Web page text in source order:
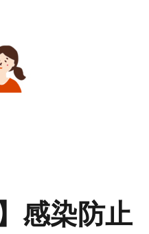
感染防止